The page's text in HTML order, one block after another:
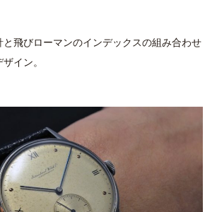
と飛びローマンのインデックスの組み合わせ
イン。